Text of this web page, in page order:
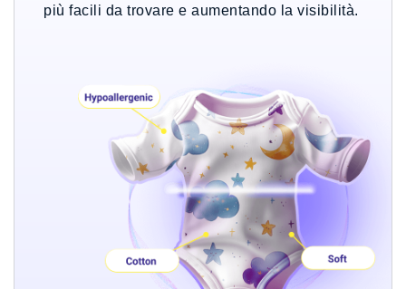
più facili da trovare e aumentando la visibilità.